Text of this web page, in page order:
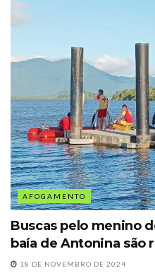
AFOGAMENTO
Buscas pelo menino
baía de Antonina são
18 DE NOVEMBRO DE 2024